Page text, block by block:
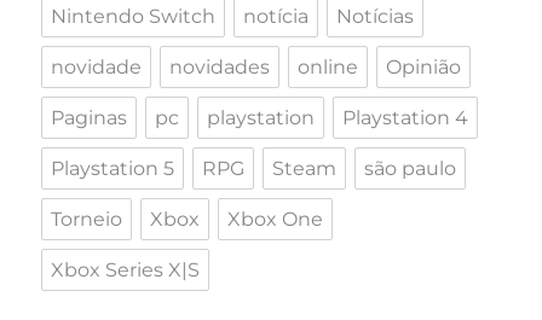
Nintendo Switch notícia Notícias
novidade novidades online Opinião
Paginas pc playstation Playstation 4
Playstation 5 RPG Steam são paulo
Torneio Xbox Xbox One
Xbox Series X|S